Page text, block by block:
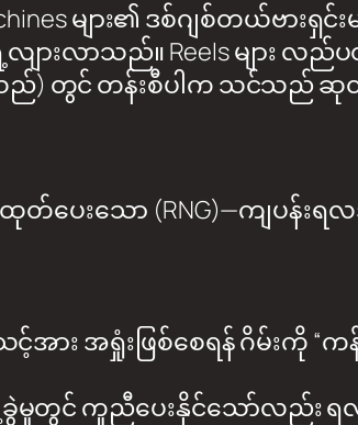
များ၏ ဒစ်ဂျစ်တယ်ဗား
ားလာသည်။ Reels များ လ
သည်) တွင် တန်းစီပါက သင်သည်
ေးသော (RNG)—ကျပန်းရ
ား အရှုံးဖြစ်စေရန် ဂိမ်းကို “က
င် ကူညီပေးနိုင်သော်လည်း ရလဒ်